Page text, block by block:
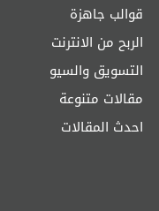
قوالب جاهزة
الربح من الانترنت
التسويق والسيو
مقالات متنوعة
احدث المقالات